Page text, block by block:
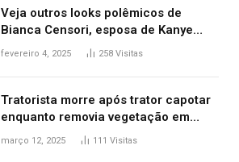
Veja outros looks polêmicos de
Bianca Censori, esposa de Kanye
West que apareceu nua no Grammy
fevereiro 4, 2025 258 Visitas
Tratorista morre após trator capotar
enquanto removia vegetação em
ribanceira de rodovia
março 12, 2025 111 Visitas